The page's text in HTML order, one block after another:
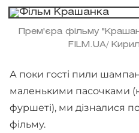
Прем'єра фільму
FILM.UA/
А поки гості пили
маленькими пасочками
фуршеті), ми дізналися
фільму.